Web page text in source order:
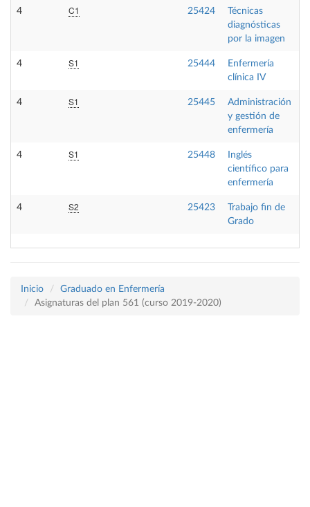
4 C1 25424
Técnicas
diagnósticas
por la imagen
4 S1 25444
Enfermería
clínica IV
4 S1 25445
Administración
y gestión de
enfermería
4 S1 25448
Inglés
científico para
enfermería
4 S2 25423
Trabajo fin de
Grado
Inicio
Graduado en Enfermería
Asignaturas del plan 561 (curso 2019-2020)